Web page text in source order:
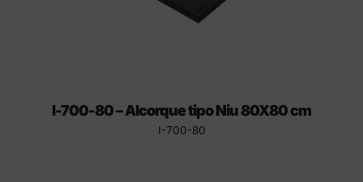
I-700-80 – Alcorque tipo Niu 80X80 cm
I-700-80